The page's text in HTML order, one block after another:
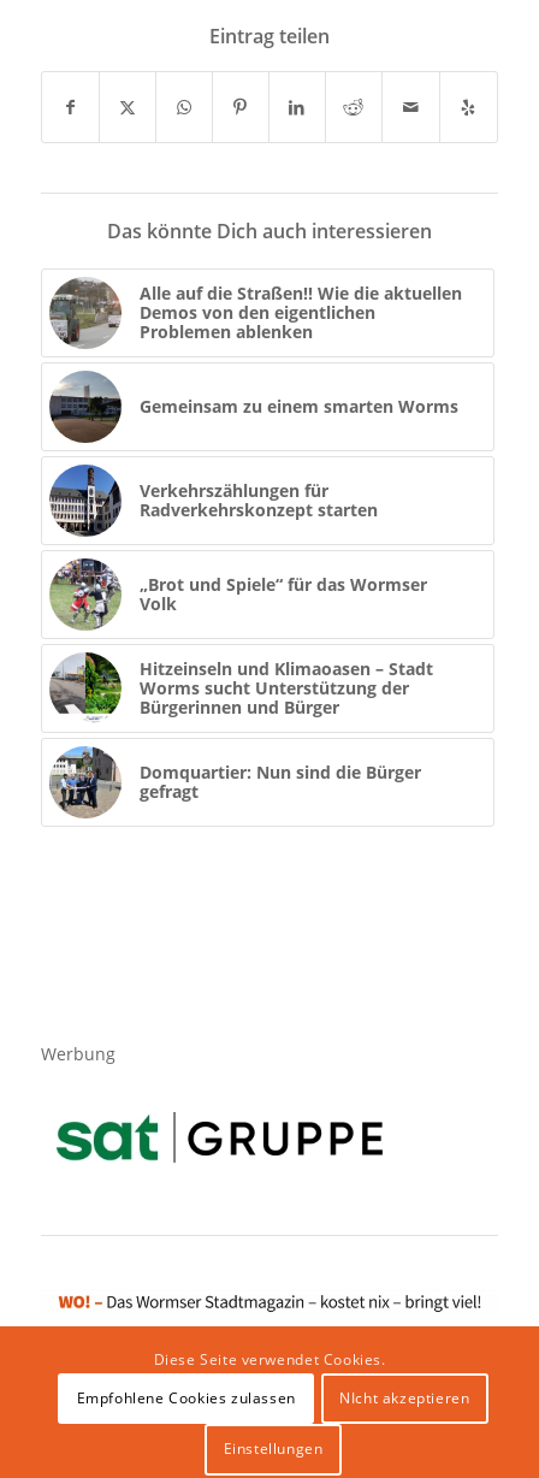
Eintrag teilen
Das könnte Dich auch interessieren
Alle auf die Straßen!! Wie die aktuellen
Demos von den eigentlichen
Problemen ablenken
Gemeinsam zu einem smarten Worms
Verkehrszählungen für
Radverkehrskonzept starten
„Brot und Spiele“ für das Wormser
Volk
Hitzeinseln und Klimaoasen – Stadt
Worms sucht Unterstützung der
Bürgerinnen und Bürger
Domquartier: Nun sind die Bürger
gefragt
Werbung
Impressum|Datenschutzerklärung|Website von klicklabor.de |
Diese Seite verwendet Cookies.
Empfohlene Cookies zulassen
NIcht akzeptieren
Einstellungen